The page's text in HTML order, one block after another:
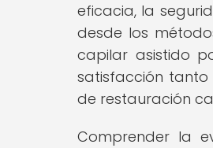
eficacia, la
desde los
capilar asistido
satisfacción
de restauración
Comprender la